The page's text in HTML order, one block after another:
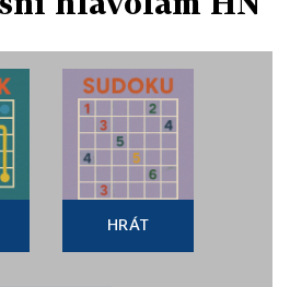
HRÁT